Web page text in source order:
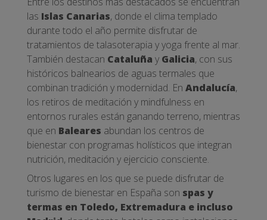
las Islas Canarias, donde el clima templado
durante todo el año permite disfrutar de
tratamientos de talasoterapia y yoga frente al mar.
También destacan Cataluña y Galicia, con sus
históricos balnearios de aguas termales que
combinan tradición y modernidad. En Andalucía,
los retiros de meditación y mindfulness en
entornos rurales están ganando terreno, mientras
que en Baleares abundan los centros de
bienestar con programas holísticos que integran
nutrición, meditación y ejercicio consciente.
Otros lugares en los que se puede disfrutar de
turismo de bienestar en España son spas y
termas en Toledo, Extremadura e incluso